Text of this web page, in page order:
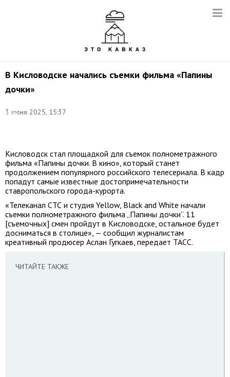
В Кисловодске начались съемки фильма «Папины
дочки»
3 июня 2025, 15:37
Иван
Кисловодск стал площадкой для съемок полнометражного
фильма «Папины дочки. В кино», который станет
продолжением популярного российского телесериала. В кадр
попадут самые известные достопримечательности
ставропольского города-курорта.
«Телеканал СТС и студия Yellow, Black and White начали
съемки полнометражного фильма „Папины дочки“. 11
[съемочных] смен пройдут в Кисловодске, остальное будет
досниматься в столице», — сообщил журналистам
креативный продюсер Аслан Гугкаев, передает ТАСС.
ЧИТАЙТЕ ТАКЖЕ